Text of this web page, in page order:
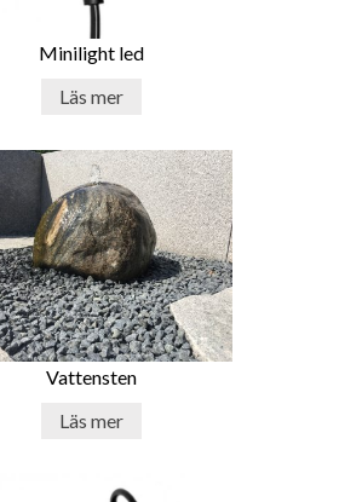
Minilight led
Läs mer
Vattensten
Läs mer